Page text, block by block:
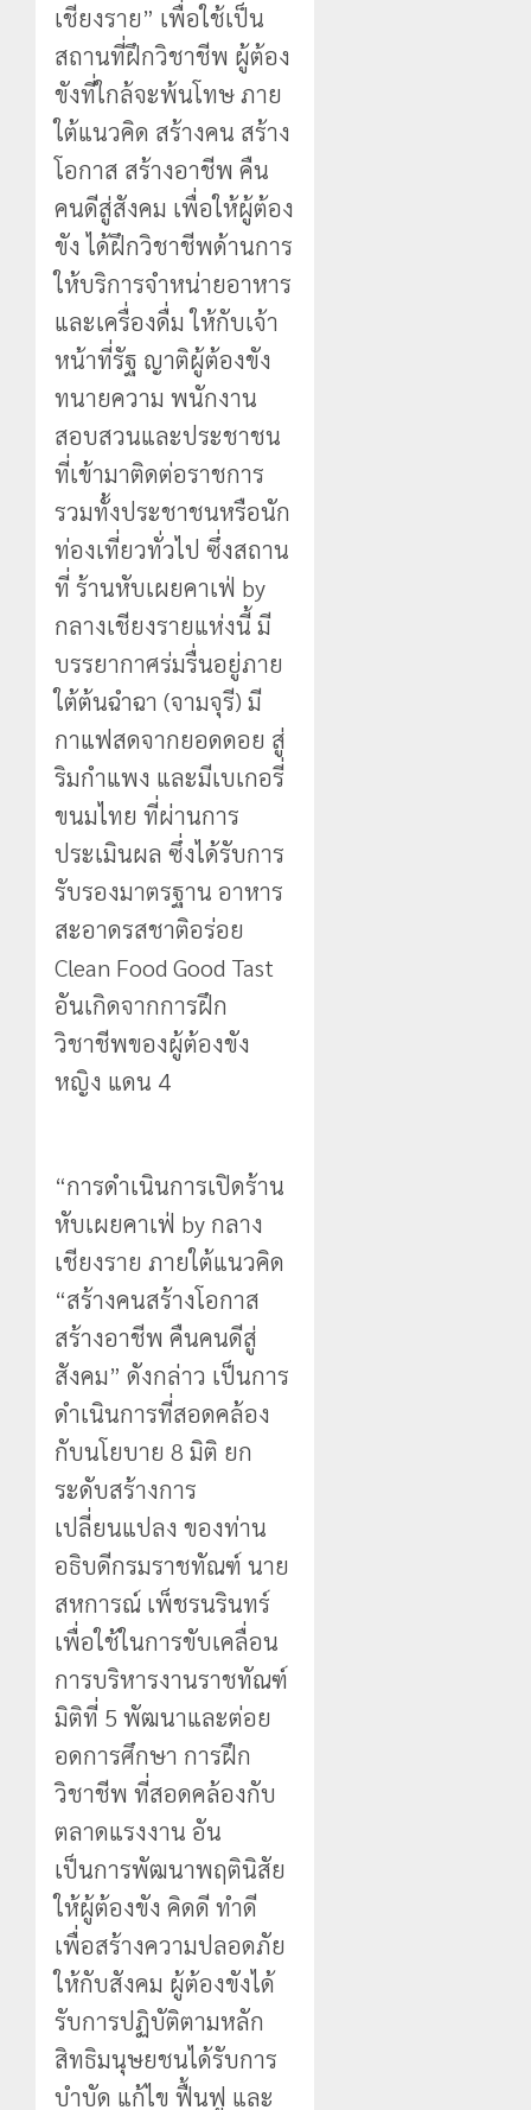
เชียงราย” เพื่อใช้เป็น
สถานที่ฝึกวิชาชีพ ผู้ต้อง
ขังที่ใกล้จะพ้นโทษ ภาย
ใต้แนวคิด สร้างคน สร้าง
โอกาส สร้างอาชีพ คืน
คนดีสู่สังคม เพื่อให้ผู้ต้อง
ขัง ได้ฝึกวิชาชีพด้านการ
ให้บริการจำหน่ายอาหาร
และเครื่องดื่ม ให้กับเจ้า
หน้าที่รัฐ ญาติผู้ต้องขัง
ทนายความ พนักงาน
สอบสวนและประชาชน
ที่เข้ามาติดต่อราชการ
รวมทั้งประชาชนหรือนัก
ท่องเที่ยวทั่วไป ซึ่งสถาน
ที่ ร้านหับเผยคาเฟ่ by
กลางเชียงรายแห่งนี้ มี
บรรยากาศร่มรื่นอยู่ภาย
ใต้ต้นฉำฉา (จามจุรี) มี
กาแฟสดจากยอดดอย สู่
ริมกำแพง และมีเบเกอรี่
ขนมไทย ที่ผ่านการ
ประเมินผล ซึ่งได้รับการ
รับรองมาตรฐาน อาหาร
สะอาดรสชาติอร่อย
Clean Food Good Tast
อันเกิดจากการฝึก
วิชาชีพของผู้ต้องขัง
หญิง แดน 4
“การดำเนินการเปิดร้าน
หับเผยคาเฟ่ by กลาง
เชียงราย ภายใต้แนวคิด
“สร้างคนสร้างโอกาส
สร้างอาชีพ คืนคนดีสู่
สังคม” ดังกล่าว เป็นการ
ดำเนินการที่สอดคล้อง
กับนโยบาย 8 มิติ ยก
ระดับสร้างการ
เปลี่ยนแปลง ของท่าน
อธิบดีกรมราชทัณฑ์ นาย
สหการณ์ เพ็ชรนรินทร์
เพื่อใช้ในการขับเคลื่อน
การบริหารงานราชทัณฑ์
มิติที่ 5 พัฒนาและต่อย
อดการศึกษา การฝึก
วิชาชีพ ที่สอดคล้องกับ
ตลาดแรงงาน อัน
เป็นการพัฒนาพฤตินิสัย
ให้ผู้ต้องขัง คิดดี ทำดี
เพื่อสร้างความปลอดภัย
ให้กับสังคม ผู้ต้องขังได้
รับการปฏิบัติตามหลัก
สิทธิมนุษยชนได้รับการ
บำบัด แก้ไข ฟื้นฟู และ